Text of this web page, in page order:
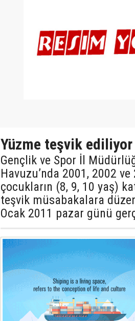
Yüzme teşvik ediliyor
Gençlik ve Spor İl
Havuzu’nda 2001, 2002
çocukların (8, 9, 10 yaş)
teşvik müsabakalara
Ocak 2011 pazar günü